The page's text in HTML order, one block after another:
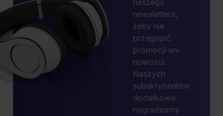
naszego
newslettera,
żeby nie
przegapić
promocji ani
nowości.
Naszych
subskrybentów
dodatkowo
nagradzamy